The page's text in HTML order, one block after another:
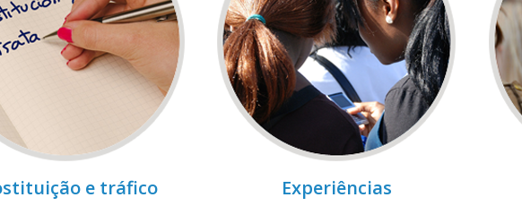
e tráfico Experiências